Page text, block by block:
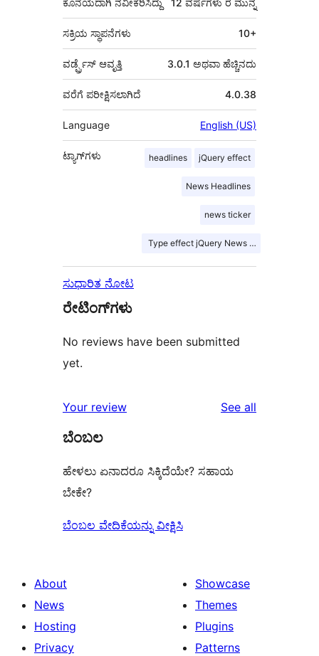
ಕೊನೆಯದಾಗಿ ನವೀಕರಿಸಿದ್ದು 12 ವರ್ಷಗಳು ರ ಮುನ್ನ
ಸಕ್ರಿಯ ಸ್ಥಾಪನೆಗಳು 10+
ವರ್ಡ್ಪ್ರೆಸ್ ಆವೃತ್ತಿ 3.0.1 ಅಥವಾ ಹೆಚ್ಚಿನದು
4.0.38
ವರೆಗೆ ಪರೀಕ್ಷಿಸಲಾಗಿದೆ
Language English (US)
ಟ್ಯಾಗ್‌ಗಳು headlines jQuery effect
News Headlines
news ticker
Type effect jQuery News ticker
ಸುಧಾರಿತ ನೋಟ
ರೇಟಿಂಗ್‌ಗಳು
No reviews have been submitted
yet.
Your review See all
ಬೆಂಬಲ
ಹೇಳಲು ಏನಾದರೂ ಸಿಕ್ಕಿದೆಯೇ? ಸಹಾಯ
ಬೇಕೇ?
ಬೆಂಬಲ ವೇದಿಕೆಯನ್ನು ವೀಕ್ಷಿಸಿ
About
News
Hosting
Privacy
Showcase
Themes
Plugins
Patterns